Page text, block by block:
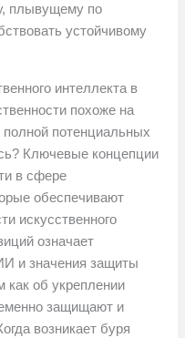
плывущему по
устойчивому
интеллекта в
похоже на
потенциальных
Ключевые концепции
в сфере
обеспечивают
искусственного
означает
и значения защиты
как об укреплении
защищают и
возникает буря